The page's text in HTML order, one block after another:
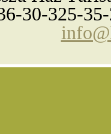
30-325-